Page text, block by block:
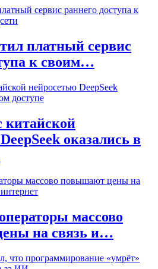
платный сервис
к своим…
китайской
оказались в
массово
на связь и…